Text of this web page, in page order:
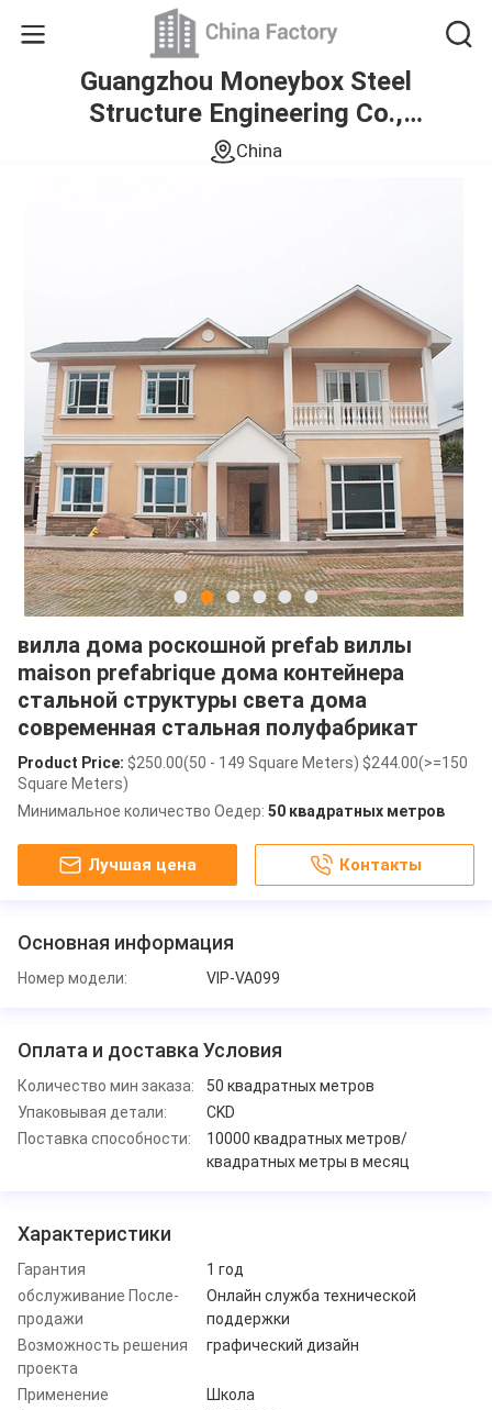
Guangzhou Moneybox Steel
Structure Engineering Co.,
Ltd.
China
вилла дома роскошной prefab виллы
maison prefabrique дома контейнера
стальной структуры света дома
современная стальная полуфабрикат
Product Price: $250.00(50 - 149 Square Meters) $244.00(>=150
Square Meters)
Минимальное количество Оедер: 50 квадратных метров
Лучшая цена Контакты
Основная информация
Номер модели: VIP-VA099
Оплата и доставка Условия
Количество мин заказа:
50 квадратных метров
Упаковывая детали:
CKD
Поставка способности:
10000 квадратных метров/
квадратных метры в месяц
Характеристики
Гарантия
1 год
обслуживание После-
продажи
Онлайн служба технической
поддержки
Возможность решения
проекта
графический дизайн
Применение
Школа